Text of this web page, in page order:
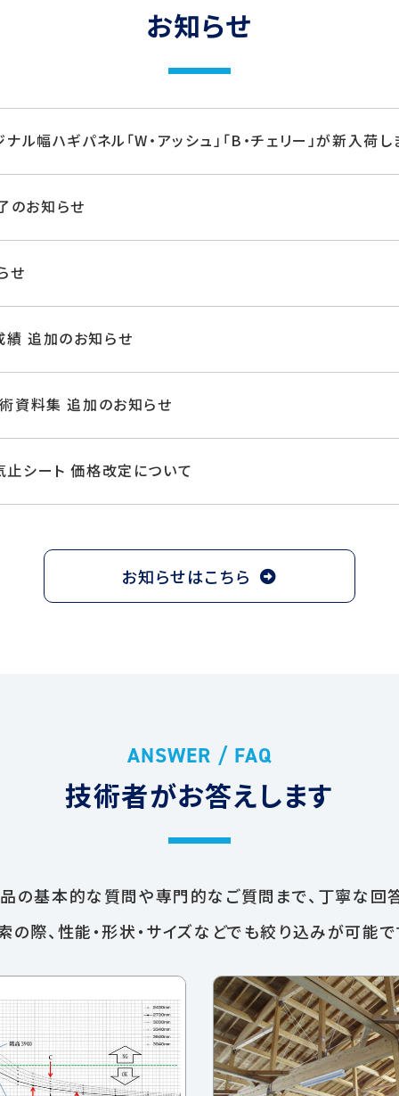
お知らせ
幅ハギパネル「W・アッシュ」「B・チェリー」が新入荷し
のお知らせ
せ
追加のお知らせ
資料集 追加のお知らせ
止シート 価格改定について
お知らせはこちら
ANSWER / FAQ
技術者がお答えします
の基本的な質問や専門的なご質問まで、 丁寧な回
の際、性能・形状・サイズなどでも絞り込みが可能で